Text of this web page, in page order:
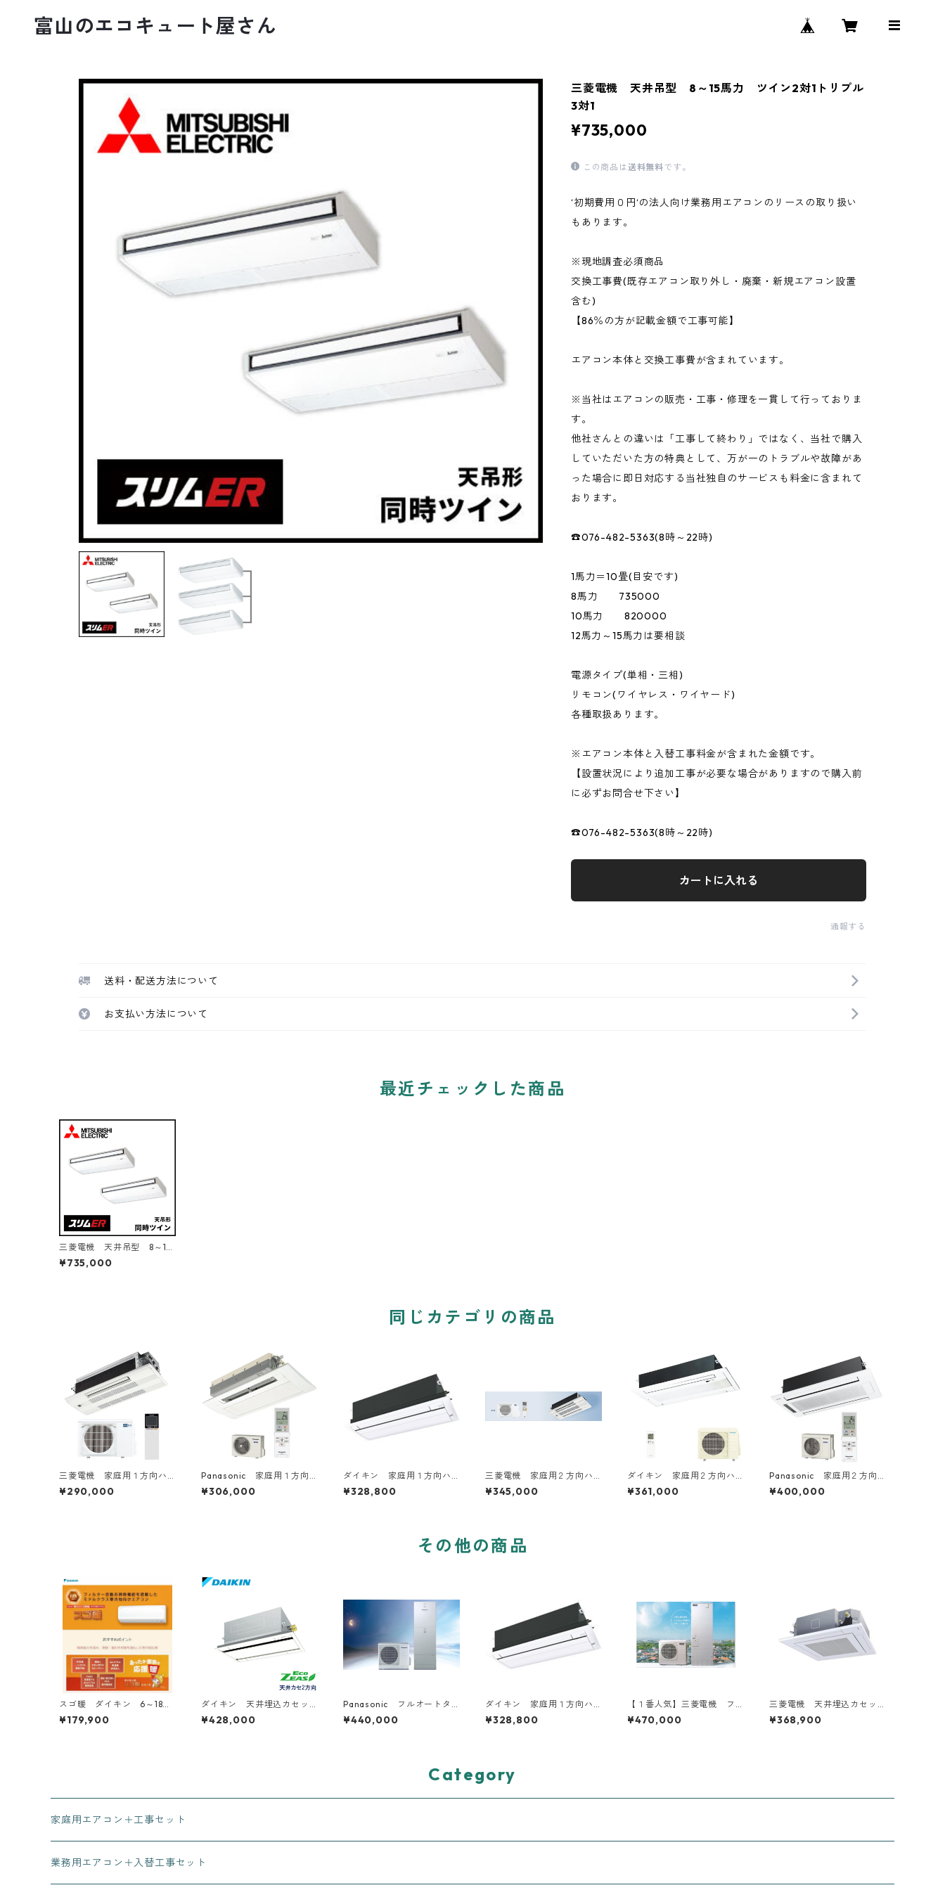
富山のエコキュート屋さん
三菱電機 天井吊型 8～15馬力 ツイン2対1トリプル
3対1
¥735,000
この商品は送料無料です。
‘初期費用０円‘の法人向け業務用エアコンのリースの取り扱い
もあります。
※現地調査必須商品
交換工事費(既存エアコン取り外し・廃棄・新規エアコン設置
含む)
【86％の方が記載金額で工事可能】
エアコン本体と交換工事費が含まれています。
※当社はエアコンの販売・工事・修理を一貫して行っておりま
す。
他社さんとの違いは「工事して終わり」ではなく、当社で購入
していただいた方の特典として、万が一のトラブルや故障があ
った場合に即日対応する当社独自のサービスも料金に含まれて
おります。
☎076-482-5363(8時～22時)
1馬力＝10畳(目安です)
8馬力 735000
10馬力 820000
12馬力～15馬力は要相談
電源タイプ(単相・三相)
リモコン(ワイヤレス・ワイヤード)
各種取扱あります。
※エアコン本体と入替工事料金が含まれた金額です。
【設置状況により追加工事が必要な場合がありますので購入前
に必ずお問合せ下さい】
☎076-482-5363(8時～22時)
カートに入れる
通報する
送料・配送方法について
お支払い方法について
最近チェックした商品
三菱電機 天井吊型 8～15
馬力 ツイン2対1トリプル3
対1
¥735,000
同じカテゴリの商品
三菱電機 家庭用１方向ハ
ウジングエアコン 6～20
畳用
¥290,000
Panasonic 家庭用１方向
ハウジングエアコン 6～18
畳用
¥306,000
ダイキン 家庭用１方向ハ
ウジングエアコン 10～20
畳用
¥328,800
三菱電機 家庭用２方向ハ
ウジングエアコン 14～20
畳用
¥345,000
ダイキン 家庭用２方向ハ
ウジングエアコン 14～16
畳用
¥361,000
Panasonic 家庭用２方向
ハウジングエアコン 14～1
6畳用
¥400,000
その他の商品
スゴ暖 ダイキン 6～18畳
用
¥179,900
ダイキン 天井埋込カセッ
ト型2方向 2～6馬力
¥428,000
Panasonic フルオートタ
イプ 工事費込み 補助金
対象機種
¥440,000
ダイキン 家庭用１方向ハ
ウジングエアコン 10～20
畳用
¥328,800
【１番人気】三菱電機 フ
ルオートタイプ 工事費込
み 補助金対象機種
¥470,000
三菱電機 天井埋込カセッ
ト型4方向 1.5～6馬力
¥368,900
Category
家庭用エアコン＋工事セット
業務用エアコン＋入替工事セット